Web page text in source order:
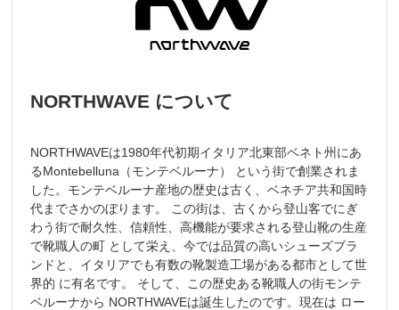
NORTHWAVE について
NORTHWAVEは1980年代初期イタリア北東部ベネト州にあ
るMontebelluna（モンテベルーナ） という街で創業されま
した。モンテベルーナ産地の歴史は古く、ベネチア共和国時
代までさかのぼります。 この街は、古くから登山客でにぎ
わう街で耐久性、信頼性、高機能が要求される登山靴の生産
で靴職人の町 として栄え、今では品質の高いシューズブラ
ンドと、イタリアでも有数の靴製造工場がある都市として世
界的 に有名です。 そして、この歴史ある靴職人の街モンテ
ベルーナから NORTHWAVEは誕生したのです。現在は ロー